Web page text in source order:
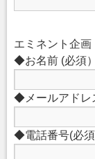
エミネント企画
◆お名前 (必須）
◆メールアドレ
◆電話番号(必須